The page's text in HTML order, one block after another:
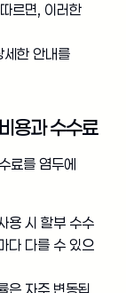
르면, 이러한
한 안내를
용과 수수료
료를 염두에
용 시 할부 수수
다 다를 수 있으
은 자주 변동됩